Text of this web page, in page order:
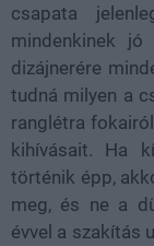
csapata
mindenkinek
dizájnerére
tudná milyen a
ranglétra
kihívásait. Ha
történik épp,
meg, és ne a
évvel a szakítás